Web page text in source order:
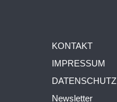
KONTAKT
IMPRESSUM
DATENSCHUTZ
Newsletter